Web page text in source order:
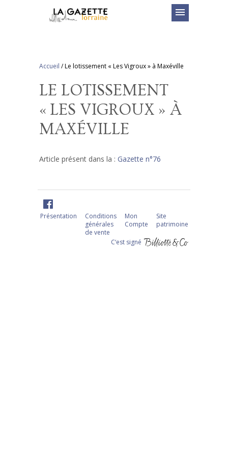
menu
Accueil /Le lotissement « Les Vigroux » à Maxéville
LE LOTISSEMENT
« LES VIGROUX » À
MAXÉVILLE
Article présent dans la : Gazette n°76
Présentation
Conditions
générales
de vente
Mon
Compte
Site
patrimoine
C‘est signé